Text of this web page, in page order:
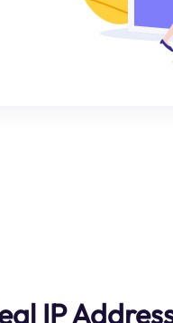
IP